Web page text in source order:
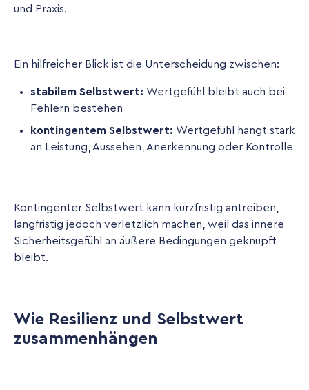
und Praxis.
Ein hilfreicher Blick ist die Unterscheidung zwischen:
stabilem Selbstwert: Wertgefühl bleibt auch bei
Fehlern bestehen
kontingentem Selbstwert: Wertgefühl hängt stark
an Leistung, Aussehen, Anerkennung oder Kontrolle
Kontingenter Selbstwert kann kurzfristig antreiben,
langfristig jedoch verletzlich machen, weil das innere
Sicherheitsgefühl an äußere Bedingungen geknüpft
bleibt.
Wie Resilienz und Selbstwert
zusammenhängen